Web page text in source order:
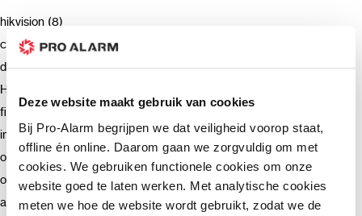
Deze website maakt gebruik van cookies
Bij Pro-Alarm begrijpen we dat veiligheid voorop staat,
offline én online. Daarom gaan we zorgvuldig om met
cookies. We gebruiken functionele cookies om onze
website goed te laten werken. Met analytische cookies
meten we hoe de website wordt gebruikt, zodat we de
hikvision (8)
camera (7)
deurbel (4)
Hikvision (3)
firmware (3)
installatie (2)
ondersteuning (2)
opnemen (2)
advies (2)